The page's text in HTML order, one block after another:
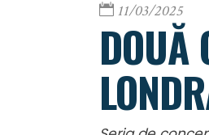
11/03/2025
DOUĂ